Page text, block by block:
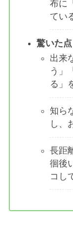
布に
てい
驚いた点
出来
う」
る」
知ら
し、
長距
徊後
コし